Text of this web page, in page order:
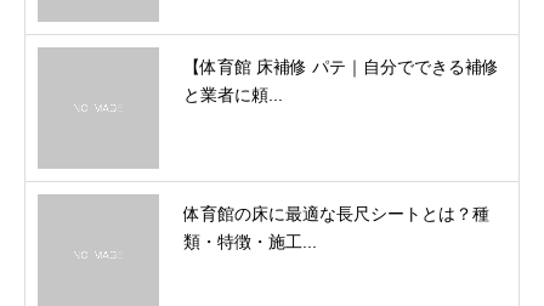
【体育館 床補修 パテ｜自分でできる補修
と業者に頼...
体育館の床に最適な長尺シートとは？種
類・特徴・施工...